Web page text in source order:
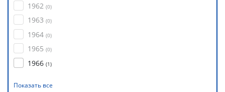
1962 (0)
1963 (0)
1964 (0)
1965 (0)
1966 (1)
Показать все